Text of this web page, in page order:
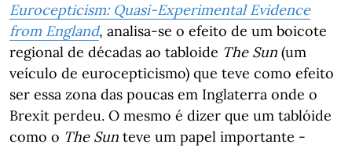
Eurocepticism: Quasi-Experimental Evidence
from England, analisa-se o efeito de um boicote
regional de décadas ao tabloide The Sun (um
veículo de eurocepticismo) que teve como efeito
ser essa zona das poucas em Inglaterra onde o
Brexit perdeu. O mesmo é dizer que um tablóide
como o The Sun teve um papel importante -